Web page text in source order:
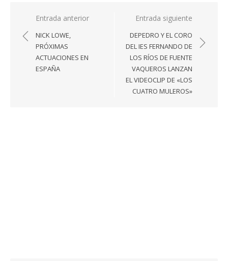
Navegación
de
entradas
Entrada anterior
NICK LOWE,
PRÓXIMAS
ACTUACIONES EN
ESPAÑA
Entrada siguiente
DEPEDRO Y EL CORO
DEL IES FERNANDO DE
LOS RÍOS DE FUENTE
VAQUEROS LANZAN
EL VIDEOCLIP DE «LOS
CUATRO MULEROS»